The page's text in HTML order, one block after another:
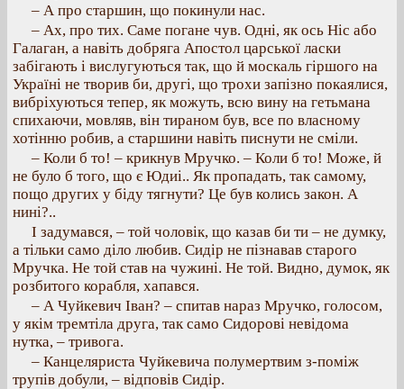
– А про старшин, що покинули нас.
– Ах, про тих. Саме погане чув. Одні, як ось Ніс або
Галаган, а навіть добряга Апостол царської ласки
забігають і вислугуються так, що й москаль гіршого на
Україні не творив би, другі, що трохи запізно покаялися,
вибріхуються тепер, як можуть, всю вину на гетьмана
спихаючи, мовляв, він тираном був, все по власному
хотінню робив, а старшини навіть писнути не сміли.
– Коли б то! – крикнув Мручко. – Коли б то! Може, й
не було б того, що є Юдиі.. Як пропадать, так самому,
пощо других у біду тягнути? Це був колись закон. А
нині?..
І задумався, – той чоловік, що казав би ти – не думку,
а тільки само діло любив. Сидір не пізнавав старого
Мручка. Не той став на чужині. Не той. Видно, думок, як
розбитого корабля, хапався.
– А Чуйкевич Іван? – спитав нараз Мручко, голосом,
у якім тремтіла друга, так само Сидорові невідома
нутка, – тривога.
– Канцеляриста Чуйкевича полумертвим з-поміж
трупів добули, – відповів Сидір.